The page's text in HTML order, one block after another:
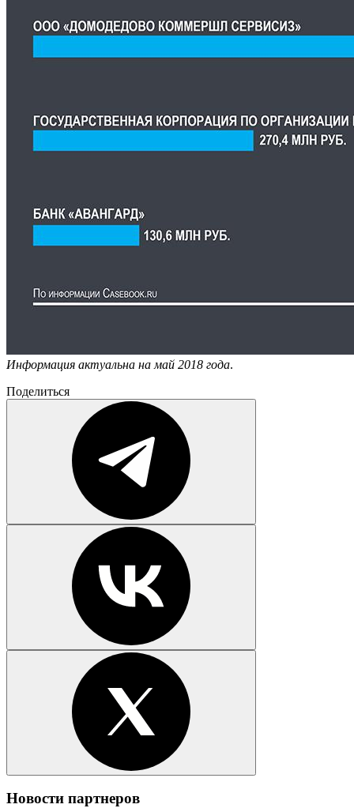
Информация актуальна на май 2018 года.
Поделиться
Новости партнеров